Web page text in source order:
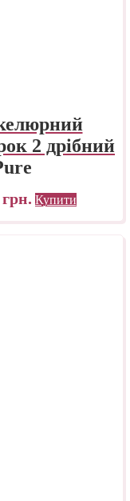
2 дрібний
грн. Купити